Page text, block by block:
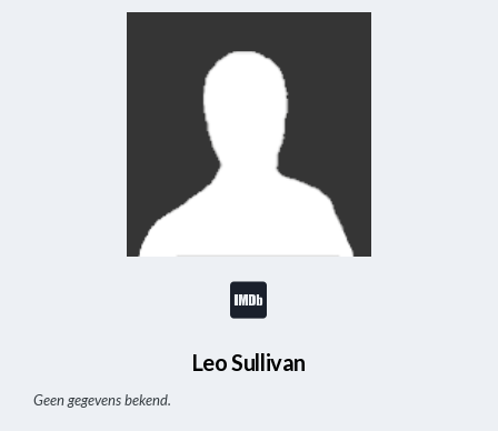
Leo Sullivan
Geen gegevens bekend.